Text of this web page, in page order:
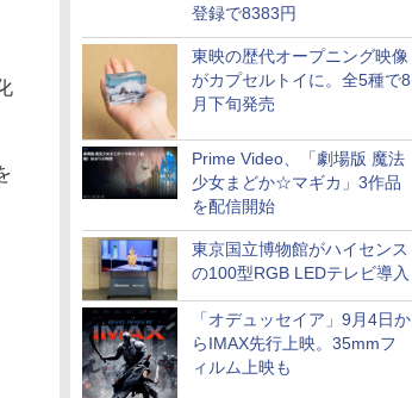
登録で8383円
東映の歴代オープニング映像
がカプセルトイに。全5種で8
月下旬発売
Prime Video、「劇場版 魔法
少女まどか☆マギカ」3作品
を配信開始
東京国立博物館がハイセンス
の100型RGB LEDテレビ導入
「オデュッセイア」9月4日か
らIMAX先行上映。35mmフ
ィルム上映も